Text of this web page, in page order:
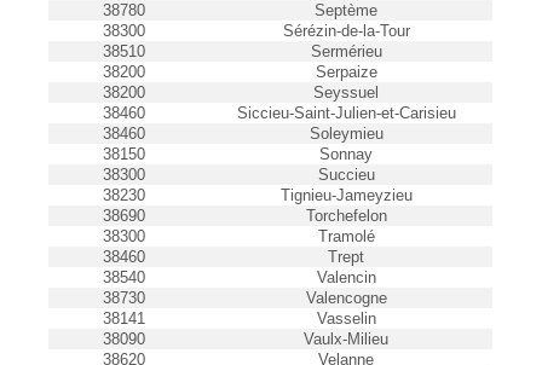
38780
Septème
38300
Sérézin-de-la-Tour
38510
Sermérieu
38200
Serpaize
38200
Seyssuel
38460
Siccieu-Saint-Julien-et-Carisieu
38460
Soleymieu
38150
Sonnay
38300
Succieu
38230
Tignieu-Jameyzieu
38690
Torchefelon
38300
Tramolé
38460
Trept
38540
Valencin
38730
Valencogne
38141
Vasselin
38090
Vaulx-Milieu
38620
Velanne